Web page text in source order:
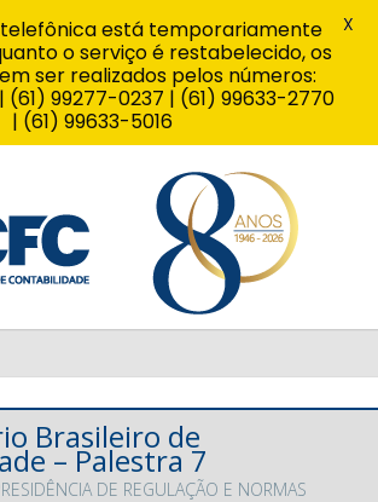
Brasileiro de
– Palestra 7
DE REGULAÇÃO E NORMAS
está temporariamente
o serviço é restabelecido, os
ser realizados pelos números:
(61) 99277-0237 | (61) 99633-2770
| (61) 99633-5016
X